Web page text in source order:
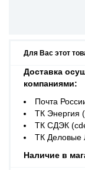
Для Вас этот
Доставка
компаниями:
Почта
ТК Энергия
ТК СДЭК
ТК Деловые
Наличие в